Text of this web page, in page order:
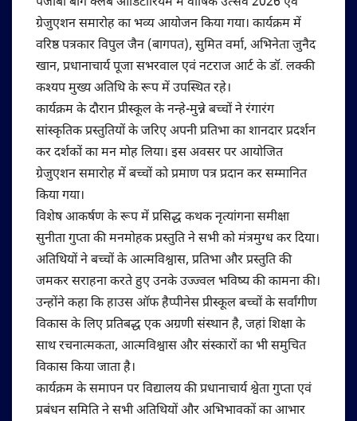
ग्रेजुएशन समारोह का भव्य आयोजन किया गया। कार्यक्रम में
वरिष्ठ पत्रकार विपुल जैन (बागपत), सुमित वर्मा, अभिनेता जुनैद
खान, प्रधानाचार्य पूजा सभरवाल एवं नटराज आर्ट के डॉ. लक्की
कश्यप मुख्य अतिथि के रूप में उपस्थित रहे।
कार्यक्रम के दौरान प्रीस्कूल के नन्हे-मुन्ने बच्चों ने रंगारंग
सांस्कृतिक प्रस्तुतियों के जरिए अपनी प्रतिभा का शानदार प्रदर्शन
कर दर्शकों का मन मोह लिया। इस अवसर पर आयोजित
ग्रेजुएशन समारोह में बच्चों को प्रमाण पत्र प्रदान कर सम्मानित
किया गया।
विशेष आकर्षण के रूप में प्रसिद्ध कथक नृत्यांगना समीक्षा
सुनीता गुप्ता की मनमोहक प्रस्तुति ने सभी को मंत्रमुग्ध कर दिया।
अतिथियों ने बच्चों के आत्मविश्वास, प्रतिभा और प्रस्तुति की
जमकर सराहना करते हुए उनके उज्ज्वल भविष्य की कामना की।
उन्होंने कहा कि हाउस ऑफ हैप्पीनेस प्रीस्कूल बच्चों के सर्वांगीण
विकास के लिए प्रतिबद्ध एक अग्रणी संस्थान है, जहां शिक्षा के
साथ रचनात्मकता, आत्मविश्वास और संस्कारों का भी समुचित
विकास किया जाता है।
कार्यक्रम के समापन पर विद्यालय की प्रधानाचार्य श्वेता गुप्ता एवं
प्रबंधन समिति ने सभी अतिथियों और अभिभावकों का आभार